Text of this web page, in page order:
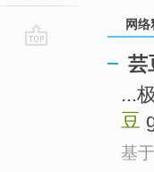
网络
芸
...
豆
基